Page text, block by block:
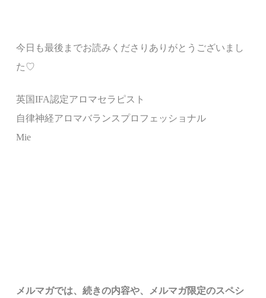
今日も最後までお読みくださりありがとうございまし
た♡
英国IFA認定アロマセラピスト
自律神経アロマバランスプロフェッショナル
Mie
メルマガでは、続きの内容や、メルマガ限定のスペシ